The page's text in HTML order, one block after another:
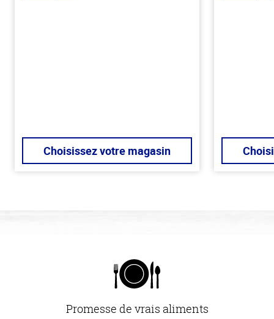
Choisissez votre magasin
Promesse de vrais aliments